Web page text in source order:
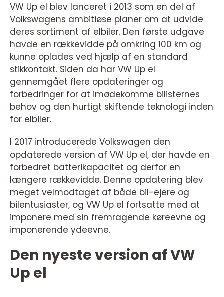
VW Up el blev lanceret i 2013 som en del af
Volkswagens ambitiøse planer om at udvide
deres sortiment af elbiler. Den første udgave
havde en rækkevidde på omkring 100 km og
kunne oplades ved hjælp af en standard
stikkontakt. Siden da har VW Up el
gennemgået flere opdateringer og
forbedringer for at imødekomme bilisternes
behov og den hurtigt skiftende teknologi inden
for elbiler.
I 2017 introducerede Volkswagen den
opdaterede version af VW Up el, der havde en
forbedret batterikapacitet og derfor en
længere rækkevidde. Denne opdatering blev
meget velmodtaget af både bil-ejere og
bilentusiaster, og VW Up el fortsatte med at
imponere med sin fremragende køreevne og
imponerende ydeevne.
Den nyeste version af VW
Up el